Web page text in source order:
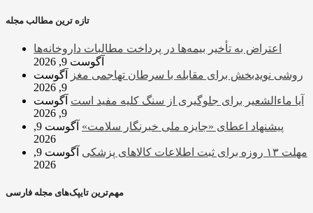
تازه ترین مطالب مجله
اعتراض به تأخیر بیمه‌ها در پرداخت مطالبات داروخانه‌ها
آگوست 9, 2026
روشی نویدبخش برای مقابله با سرطان تهاجمی مغز
آگوست
9, 2026
آیا ماءالشعیر برای جلوگیری از سنگ کلیه مفید است آگوست
9, 2026
پیشنهاد اعطای «جایزه ملی خبرنگار سلامت»
آگوست 9,
2026
مهلت ۱۳ روزه برای ثبت اطلاعات کالاهای پزشکی
آگوست 9,
2026
مهم‌ترین تایپک‌های مجله فارسی